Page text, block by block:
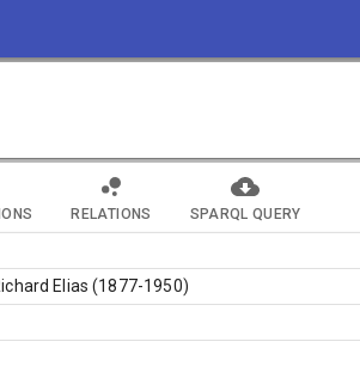
RELATIONS SPARQL QUERY
Elias (1877-1950)